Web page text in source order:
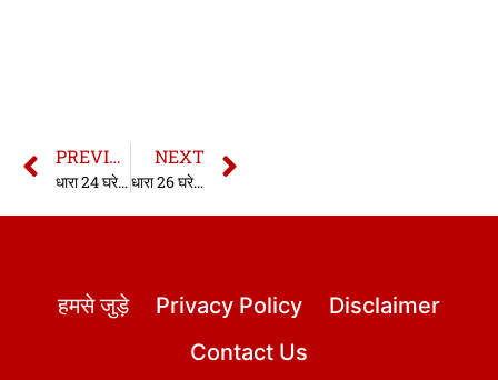
PREVIOUS
धारा 24 घरेलू हिंसा अधिनियम 2005 | Section 24 Domestic Violence Act in hindi
NEXT
धारा 26 घरेलू हिंसा अधिनियम 2005 | Section 26 Domestic Violence Act in hindi
हमसे जुड़े Privacy Policy
Disclaimer
Contact Us